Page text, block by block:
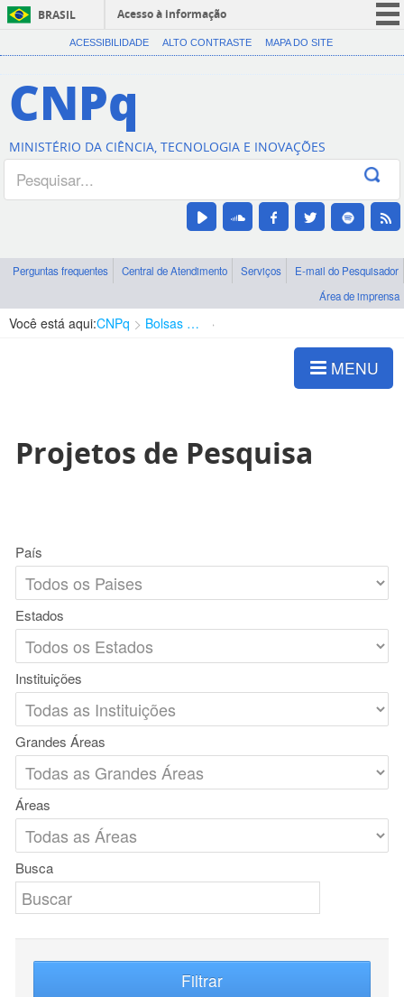
BRASIL
Acesso à informação
CORONAVÍRUS (COVID-19)
Canais
ACESSIBILIDADE ALTO CONTRASTE MAPA DO SITE
CNPq
MINISTÉRIO DA CIÊNCIA, TECNOLOGIA E INOVAÇÕES
Perguntas frequentes Central de Atendimento Serviços
E-mail do Pesquisador
Área de imprensa
Você está aqui:CNPq Bolsas e Auxílios Vigentes
MENU
Projetos de Pesquisa
País
Estados
Instituições
Grandes Áreas
Áreas
Busca
Filtrar